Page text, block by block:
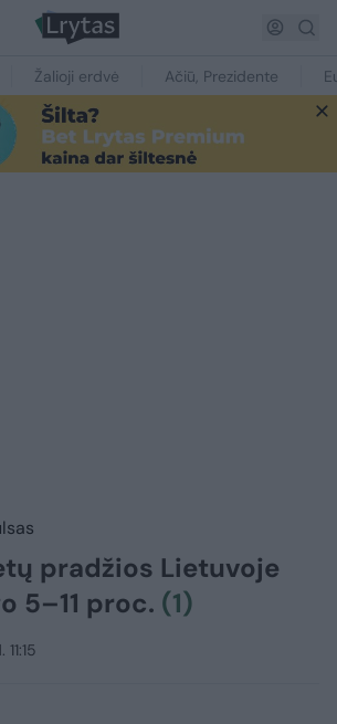
Žalioji erdvė Ačiū, Prezidente
pradžios Lietuvoje
5–11 proc. (1)